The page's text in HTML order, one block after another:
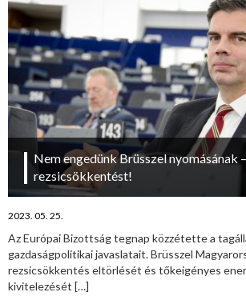
Nem engedünk Brüsszel nyomásának
rezsicsökkentést!
2023. 05. 25.
Az Európai Bizottság tegnap közzétette a
gazdaságpolitikai javaslatait. Brüsszel
rezsicsökkentés eltörlését és tőkeigényes
kivitelezését […]